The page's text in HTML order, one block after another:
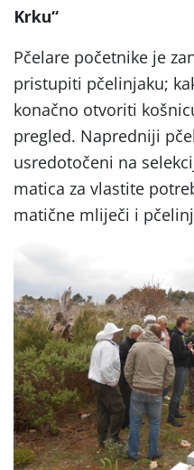
Krku“
Pčelare početnike je
pristupiti pčelinjaku;
konačno otvoriti
pregled. Napredniji
usredotočeni na
matica za vlastite
matične mliječi i